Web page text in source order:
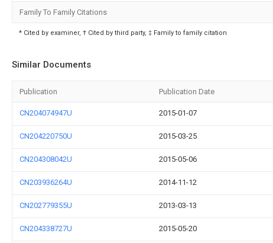
Family To Family Citations
* Cited by examiner, † Cited by third party, ‡ Family to family citation
Similar Documents
Publication Publication Date
CN204074947U 2015-01-07
CN204220750U 2015-03-25
CN204308042U 2015-05-06
CN203936264U 2014-11-12
CN202779355U 2013-03-13
CN204338727U 2015-05-20